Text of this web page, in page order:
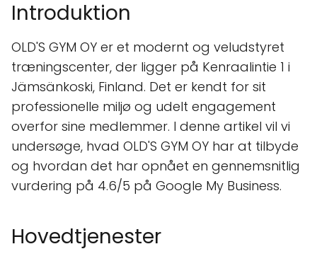
Introduktion
OLD'S GYM OY er et modernt og veludstyret
træningscenter, der ligger på Kenraalintie 1 i
Jämsänkoski, Finland. Det er kendt for sit
professionelle miljø og udelt engagement
overfor sine medlemmer. I denne artikel vil vi
undersøge, hvad OLD'S GYM OY har at tilbyde
og hvordan det har opnået en gennemsnitlig
vurdering på 4.6/5 på Google My Business.
Hovedtjenester